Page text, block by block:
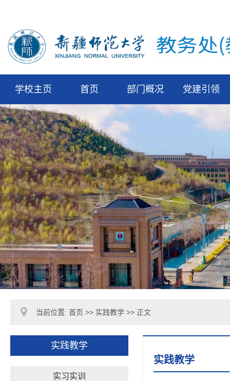
学校主页 首页 部门概况 党建引领
当前位置: 首页 >> 实践教学 >> 正文
实践教学
实习实训
实践教学